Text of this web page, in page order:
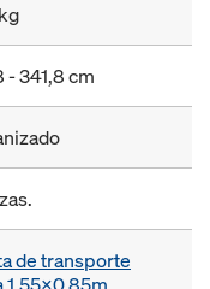
- 341,8 cm
de transporte